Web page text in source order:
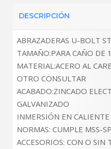
DESCRIPCIÓN
ABRAZADERAS U-BOLT
TAMAÑO:PARA CAÑO DE
MATERIAL:ACERO AL
OTRO CONSULTAR
ACABADO:ZINCADO
GALVANIZADO
INMERSIÓN EN
NORMAS: CUMPLE MSS-
ACCESORIOS: CON O SIN